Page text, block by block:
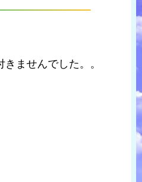
ませんでした。。